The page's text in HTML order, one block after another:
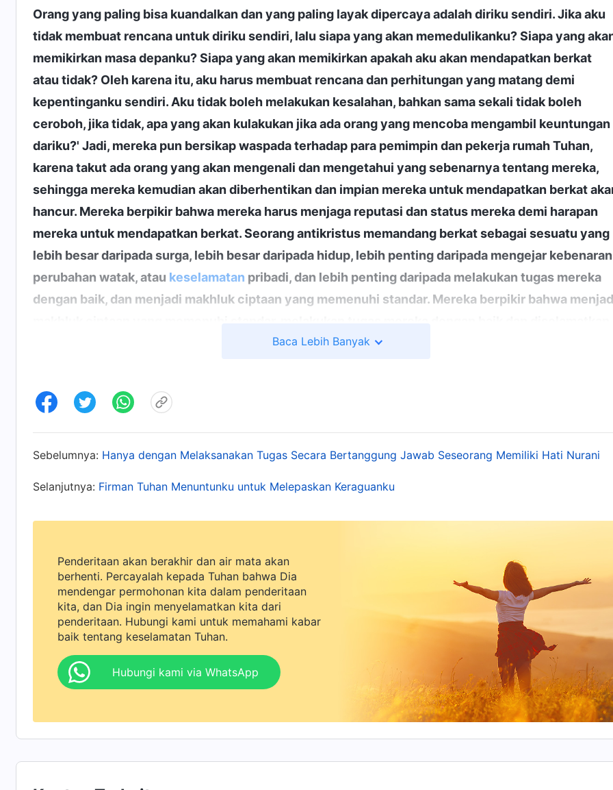
Orang yang paling bisa kuandalkan dan yang paling layak dipercaya adalah diriku sendiri. Jika aku
tidak membuat rencana untuk diriku sendiri, lalu siapa yang akan memedulikanku? Siapa yang
memikirkan masa depanku? Siapa yang akan memikirkan apakah aku akan mendapatkan berkat
atau tidak? Oleh karena itu, aku harus membuat rencana dan perhitungan yang matang demi
kepentinganku sendiri. Aku tidak boleh melakukan kesalahan, bahkan sama sekali tidak boleh
ceroboh, jika tidak, apa yang akan kulakukan jika ada orang yang mencoba mengambil keuntungan
dariku?' Jadi, mereka pun bersikap waspada terhadap para pemimpin dan pekerja rumah Tuhan,
karena takut ada orang yang akan mengenali dan mengetahui yang sebenarnya tentang mereka,
sehingga mereka kemudian akan diberhentikan dan impian mereka untuk mendapatkan berkat
hancur. Mereka berpikir bahwa mereka harus menjaga reputasi dan status mereka demi harapan
mereka untuk mendapatkan berkat. Seorang antikristus memandang berkat sebagai sesuatu yang
lebih besar daripada surga, lebih besar daripada hidup, lebih penting daripada mengejar
perubahan watak, atau keselamatan pribadi, dan lebih penting daripada melakukan tugas mereka
dengan baik, dan menjadi makhluk ciptaan yang memenuhi standar. Mereka berpikir bahwa
semua itu adalah hal-hal remeh yang hampir tidak layak disebutkan atau dikomentari, sedangkan
menghubungkannya dengan diberkati, dan sangat berhati-hati dan penuh perhatian, serta selalu
mencadangkan jalan keluar untuk diri mereka sendiri"(Firman, Jilid 4, Menyingkapkan Antikristus, Bab
Dua Belas). Dari firman Tuhan, aku melihat bahwa antikristus hanyapercaya kepada Tuhandemi
penuh kecurigaan dan kewaspadaan terhadap rumah Tuhan serta saudara-saudari, takut jika
melakukan kejahatan, menyebabkan gangguan, dan disingkapkan, mereka akan diberhentikan dan
pengejaran dan sudut pandangku sama dengan antikristus. Sejak aku diberhentikan sebagai
pemimpin tim, aku takut jika penginjilanku tidak membuahkan hasil yang baik, tugasku akan
lagi, sehingga aku tidak lagi punya tugas untuk dilaksanakan, maka aku ingin meningkatkan
efektivitas tugasku demi mempertahankan tugasku dan mengamankan prospek serta tempat tujuan
yang baik. Saudari yang bekerja sama denganku menyadari penyimpangan dalam pekerjaanku,
aku tidak segera menemukan penyebabnya dan memperbaikinya. Sebaliknya, aku takut para
pemimpin akan mengetahuinya, menganggapku tidak cakap, dan mengalihkan tugasku, jadi aku
mencoba menutupi kekuranganku, menggunakan kurangnya pemahamanku tentang prinsip sebagai
tameng, dan aku tidak mencari pemahaman tentang masalah yang tidak jelas bagiku, juga tidak
mengungkapkan pendapat yang berbeda. Aku hanya mengandalkan saudari yang bekerja sama
Baca Lebih Banyak
Sebelumnya: Hanya dengan Melaksanakan Tugas Secara Bertanggung Jawab Seseorang Memiliki Hati Nurani
Selanjutnya: Firman Tuhan Menuntunku untuk Melepaskan Keraguanku
Penderitaan akan berakhir dan air mata akan
berhenti. Percayalah kepada Tuhan bahwa Dia
mendengar permohonan kita dalam penderitaan
kita, dan Dia ingin menyelamatkan kita dari
penderitaan. Hubungi kami untuk memahami kabar
baik tentang keselamatan Tuhan.
Hubungi kami via WhatsApp